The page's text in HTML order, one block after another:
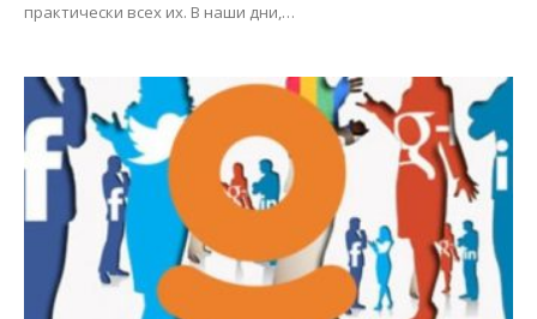
практически всех их. В наши дни,…